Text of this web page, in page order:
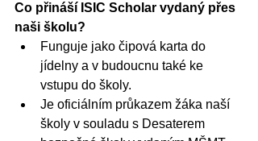
Co přináší ISIC Scholar vydaný přes
naši školu?
Funguje jako čipová karta do
jídelny a v budoucnu také ke
vstupu do školy.
Je oficiálním průkazem žáka naší
školy v souladu s Desaterem